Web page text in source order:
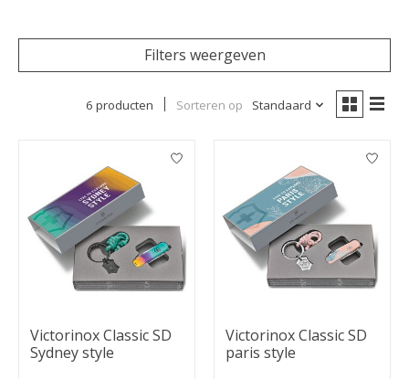
Filters weergeven
6 producten Sorteren op Standaard
Victorinox Classic SD
Sydney style
Victorinox Classic SD
paris style